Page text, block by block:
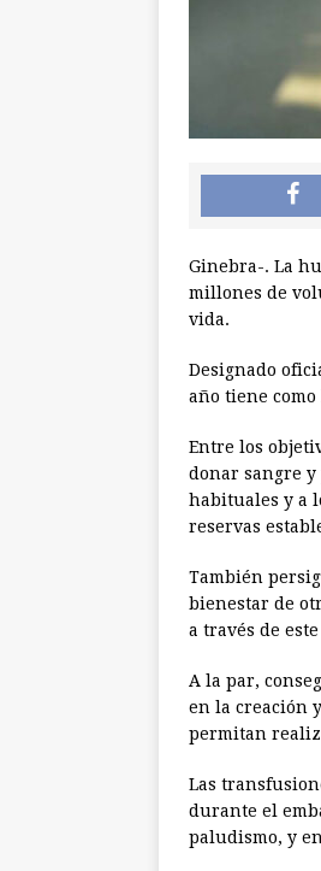
Ginebra-. La
millones de
vida.
Designado
año tiene como
Entre los
donar sangre y
habituales y a
reservas
También
bienestar de
a través de este
A la par,
en la creación
permitan
Las
durante el
paludismo, y